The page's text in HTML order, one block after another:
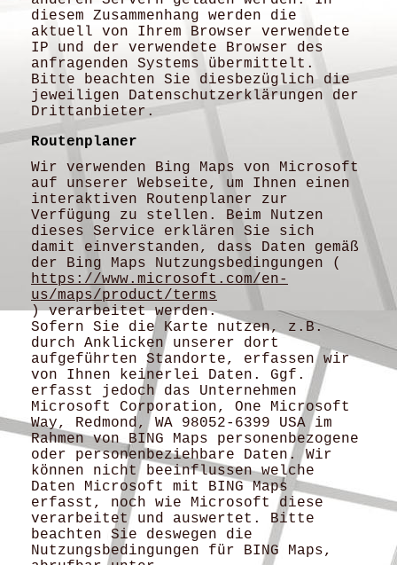
diesem Zusammenhang werden die
aktuell von Ihrem Browser verwendete
IP und der verwendete Browser des
anfragenden Systems übermittelt.
Bitte beachten Sie diesbezüglich die
jeweiligen Datenschutzerklärungen der
Drittanbieter.
Routenplaner
Wir verwenden Bing Maps von Microsoft
auf unserer Webseite, um Ihnen einen
interaktiven Routenplaner zur
Verfügung zu stellen. Beim Nutzen
dieses Service erklären Sie sich
damit einverstanden, dass Daten gemäß
der Bing Maps Nutzungsbedingungen (
https://www.microsoft.com/en-
us/maps/product/terms
) verarbeitet werden.
Sofern Sie die Karte nutzen, z.B.
durch Anklicken unserer dort
aufgeführten Standorte, erfassen wir
von Ihnen keinerlei Daten. Ggf.
erfasst jedoch das Unternehmen
Microsoft Corporation, One Microsoft
Way, Redmond, WA 98052-6399 USA im
Rahmen von BING Maps personenbezogene
oder personenbeziehbare Daten. Wir
können nicht beeinflussen welche
Daten Microsoft mit BING Maps
erfasst, noch wie Microsoft diese
verarbeitet und auswertet. Bitte
beachten Sie deswegen die
Nutzungsbedingungen für BING Maps,